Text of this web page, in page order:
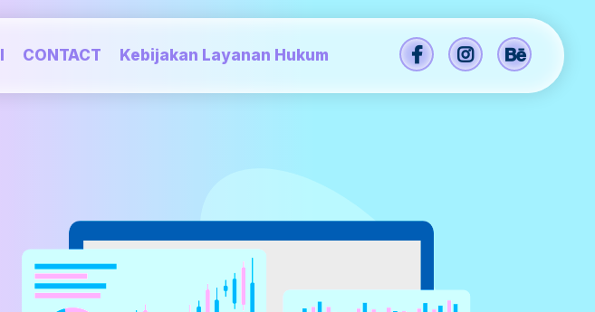
CONTACT Kebijakan Layanan Hukum